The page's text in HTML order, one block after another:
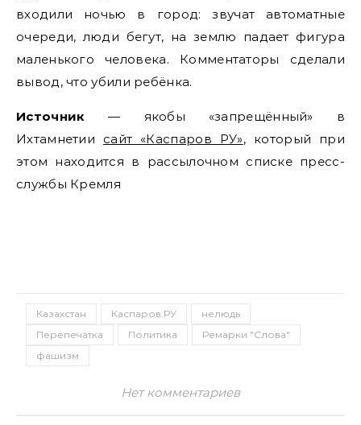
входили ночью в город: звучат автоматные
очереди, люди бегут, на землю падает фигура
маленького человека. Комментаторы сделали
вывод, что убили ребёнка.
Источник — якобы «запрещённый» в
Ихтамнетии сайт «Каспаров РУ», который при
этом находится в рассылочном списке пресс-
службы Кремля
Казахстан Каспаров.РУ
нелюдь
Перепечатка
Политика
Ремарки "Слова"
фашизм
Нет комментариев